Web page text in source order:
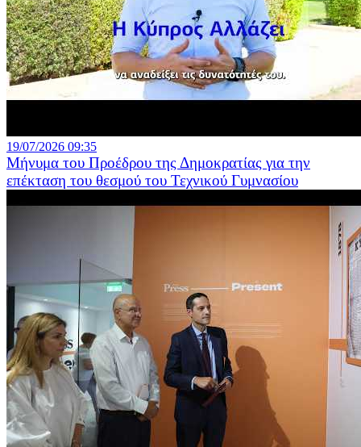
19/07/2026 09:35
Μήνυμα του Προέδρου της Δημοκρατίας για την
επέκταση του θεσμού του Τεχνικού Γυμνασίου